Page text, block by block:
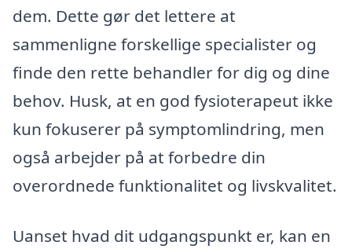
dem. Dette gør det lettere at
sammenligne forskellige specialister og
finde den rette behandler for dig og dine
behov. Husk, at en god fysioterapeut ikke
kun fokuserer på symptomlindring, men
også arbejder på at forbedre din
overordnede funktionalitet og livskvalitet.
Uanset hvad dit udgangspunkt er, kan en